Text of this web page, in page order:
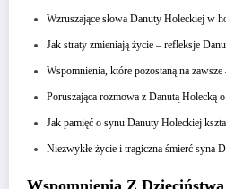
Wzruszające słowa Danuty Holeckiej w
Jak straty zmieniają życie – refleksje
Wspomnienia, które pozostaną na
Poruszająca rozmowa z Danutą Holecką
Jak pamięć o synu Danuty Holeckiej
Niezwykłe życie i tragiczna śmierć syna
Wspomnienia Z Dzieciństwa